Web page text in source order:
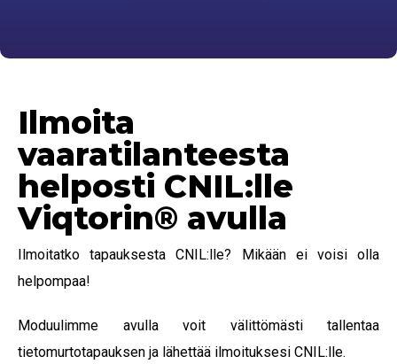
Ilmoita
vaaratilanteesta
helposti CNIL:lle
Viqtorin® avulla
Ilmoitatko tapauksesta CNIL:lle? Mikään ei voisi olla
helpompaa!
Moduulimme avulla voit välittömästi tallentaa
tietomurtotapauksen ja lähettää ilmoituksesi CNIL:lle.